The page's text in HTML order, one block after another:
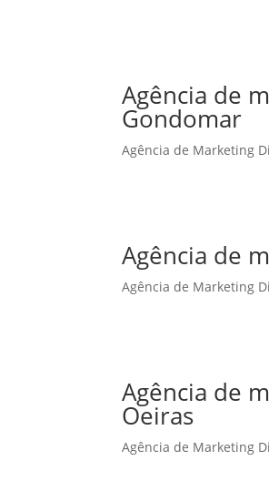
Agência de
Gondomar
Agência de Marketing
Agência de
Agência de Marketing
Agência de
Oeiras
Agência de Marketing